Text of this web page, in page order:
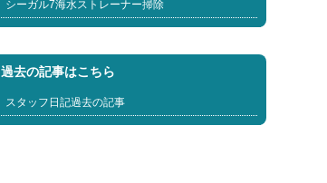
シーガル7海水ストレーナー掃除
過去の記事はこちら
スタッフ日記過去の記事